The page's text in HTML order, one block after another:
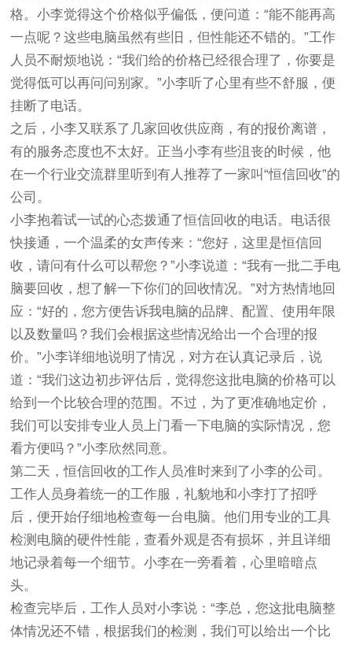
格。小李觉得这个价格似乎偏低，便问道：“能不能再高
一点呢？这些电脑虽然有些旧，但性能还不错的。”工作
人员不耐烦地说：“我们给的价格已经很合理了，你要是
觉得低可以再问问别家。”小李听了心里有些不舒服，便
挂断了电话。
之后，小李又联系了几家回收供应商，有的报价离谱，
有的服务态度也不太好。正当小李有些沮丧的时候，他
在一个行业交流群里听到有人推荐了一家叫“恒信回收”的
公司。
小李抱着试一试的心态拨通了恒信回收的电话。电话很
快接通，一个温柔的女声传来：“您好，这里是恒信回
收，请问有什么可以帮您？”小李说道：“我有一批二手电
脑要回收，想了解一下你们的回收情况。”对方热情地回
应：“好的，您方便告诉我电脑的品牌、配置、使用年限
以及数量吗？我们会根据这些情况给出一个合理的报
价。”小李详细地说明了情况，对方在认真记录后，说
道：“我们这边初步评估后，觉得您这批电脑的价格可以
给到一个比较合理的范围。不过，为了更准确地定价，
我们可以安排专业人员上门看一下电脑的实际情况，您
看方便吗？”小李欣然同意。
第二天，恒信回收的工作人员准时来到了小李的公司。
工作人员身着统一的工作服，礼貌地和小李打了招呼
后，便开始仔细地检查每一台电脑。他们用专业的工具
检测电脑的硬件性能，查看外观是否有损坏，并且详细
地记录着每一个细节。小李在一旁看着，心里暗暗点
头。
检查完毕后，工作人员对小李说：“李总，您这批电脑整
体情况还不错，根据我们的检测，我们可以给出一个比